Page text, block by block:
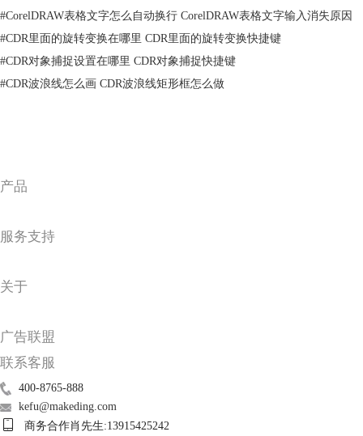
#CorelDRAW表格文字怎么自动换行 CorelDRAW表格文字输入消失原因
#CDR里面的旋转变换在哪里 CDR里面的旋转变换快捷键
#CDR对象捕捉设置在哪里 CDR对象捕捉快捷键
#CDR波浪线怎么画 CDR波浪线矩形框怎么做
产品
服务支持
关于
广告联盟
联系客服
400-8765-888
kefu@makeding.com
商务合作肖先生:13915425242